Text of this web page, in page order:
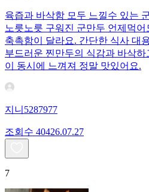
육즙과 바삭함 모두 느낄수 있는
노릇노릇 구워진 군만두 언제먹
축촉함이 달라요. 간단한 식사 대
부드러운 찐만두의 식감과 바삭
이 동시에 느껴져 정말 맛있어요.
지니5287977
조회수 40426.07.27
7